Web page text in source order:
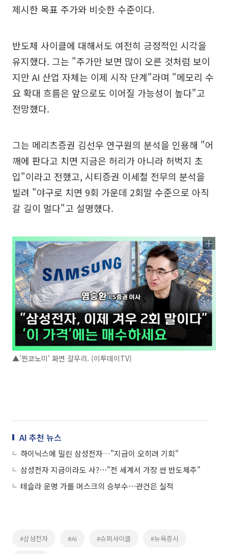
제시한 목표 주가와 비슷한 수준이다.
반도체 사이클에 대해서도 여전히 긍정적인 시각을
유지했다. 그는 "주가만 보면 많이 오른 것처럼 보이
지만 AI 산업 자체는 이제 시작 단계"라며 "메모리 수
요 확대 흐름은 앞으로도 이어질 가능성이 높다"고
전망했다.
그는 메리츠증권 김선우 연구원의 분석을 인용해 "어
깨에 판다고 치면 지금은 허리가 아니라 허벅지 초
입"이라고 전했고, 시티증권 이세철 전무의 분석을
빌려 "야구로 치면 9회 가운데 2회말 수준으로 아직
갈 길이 멀다"고 설명했다.
▲'찐코노미' 화면 갈무리. (이투데이TV)
AI 추천 뉴스
하이닉스에 밀린 삼성전자…"지금이 오히려 기회"
삼성전자 지금이라도 사?⋯"전 세계서 가장 싼 반도체주"
테슬라 운명 가를 머스크의 승부수⋯관건은 실적
#삼성전자 #AI #슈퍼사이클 #뉴욕증시